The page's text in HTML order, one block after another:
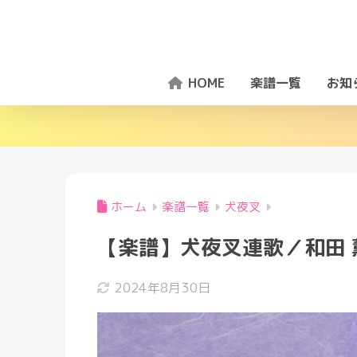
HOME 楽譜一覧 お知
ホーム 楽譜一覧 犬夜叉
【楽譜】犬夜叉連歌／和田
2024年8月30日